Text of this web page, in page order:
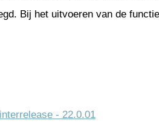
Bij het uitvoeren van de
- 22.0.01